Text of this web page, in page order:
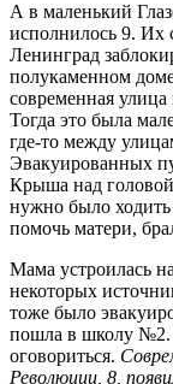
А в маленький
исполнилось 9. Их
Ленинград
полукаменном
современная
Тогда это была
где-то между
Эвакуированных
Крыша над
нужно было ходить
помочь матери,
Мама устроилась
некоторых
тоже было
пошла в школу
оговориться.
Революции, 8,